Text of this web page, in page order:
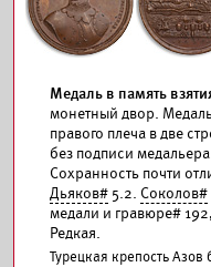
Медаль в память
монетный двор.
правого плеча в две
без подписи
Сохранность почти
Дьяков# 5.2. Соколов#
медали и гравюре#
Редкая.
Турецкая крепость